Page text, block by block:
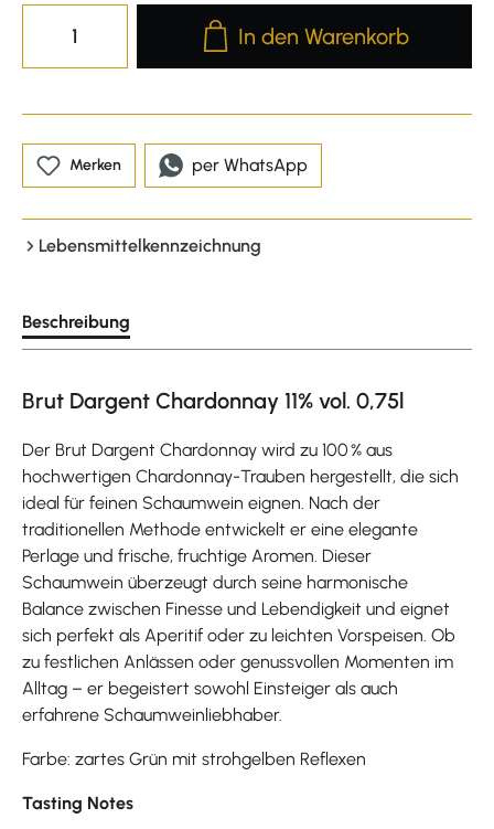
Produkt Anzahl: Gib den
In den Warenkorb
Merken per WhatsApp
Lebensmittelkennzeichnung
Beschreibung
Brut Dargent Chardonnay 11% vol. 0,75l
Der Brut Dargent Chardonnay wird zu 100 % aus
hochwertigen Chardonnay-Trauben hergestellt, die sich
ideal für feinen Schaumwein eignen. Nach der
traditionellen Methode entwickelt er eine elegante
Perlage und frische, fruchtige Aromen. Dieser
Schaumwein überzeugt durch seine harmonische
Balance zwischen Finesse und Lebendigkeit und eignet
sich perfekt als Aperitif oder zu leichten Vorspeisen. Ob
zu festlichen Anlässen oder genussvollen Momenten im
Alltag – er begeistert sowohl Einsteiger als auch
erfahrene Schaumweinliebhaber.
Farbe: zartes Grün mit strohgelben Reflexen
Tasting Notes